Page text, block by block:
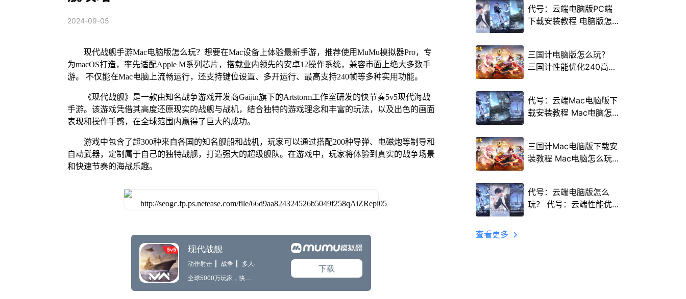
2024-09-05
现代战舰手游Mac电脑版怎么玩？想要在Mac设备上体验最新手游，推荐使用MuMu模拟器Pro，专
为macOS打造，率先适配Apple M系列芯片，搭载业内领先的安卓12操作系统，兼容市面上绝大多数手
游。 不仅能在Mac电脑上流畅运行，还支持键位设置、多开运行、最高支持240帧等多种实用功能。
《现代战舰》是一款由知名战争游戏开发商Gaijin旗下的Artstorm工作室研发的快节奏5v5现代海战
手游。该游戏凭借其高度还原现实的战舰与战机，结合独特的游戏理念和丰富的玩法，以及出色的画面
表现和操作手感，在全球范围内赢得了巨大的成功。
游戏中包含了超300种来自各国的知名舰船和战机，玩家可以通过搭配200种导弹、电磁炮等制导和
自动武器，定制属于自己的独特战舰，打造强大的超级舰队。在游戏中，玩家将体验到真实的战争场景
和快速节奏的海战乐趣。
代号：云端电脑版PC端
下载安装教程 电脑版怎
三国计电脑版怎么玩？
三国计性能优化240高帧
代号：云端Mac电脑版下
载安装教程 Mac电脑怎
三国计Mac电脑版下载安
装教程 Mac电脑怎么玩
代号：云端电脑版怎么
玩？ 代号：云端性能优
查看更多